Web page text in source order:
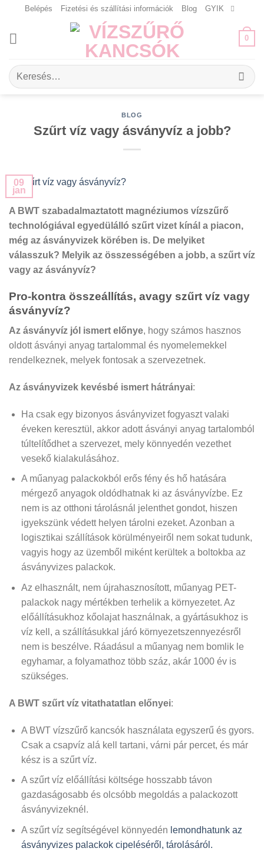
content
Belépés Fizetési és szállítási információk Blog GYIK
0
Keresés
a
BLOG
Szűrt víz vagy ásványvíz a jobb?
09
jan
A BWT szabadalmaztatott magnéziumos vízszűrő
technológiával egyedülálló szűrt vizet kínál a piacon,
még az ásványvizek körében is. De melyiket
válasszuk? Melyik az összességében a jobb, a szűrt víz
vagy az ásványvíz?
Pro-kontra összeállítás, avagy szűrt víz vagy
ásványvíz?
Az ásványvíz jól ismert előnye, hogy számos hasznos
oldott ásványi anyag tartalommal és nyomelemekkel
rendelkeznek, melyek fontosak a szervezetnek.
Az ásványvizek kevésbé ismert hátrányai:
Ha csak egy bizonyos ásványvizet fogyaszt valaki
éveken keresztül, akkor adott ásványi anyag tartalomból
túltelítődhet a szervezet, mely könnyedén vezethet
vesekő kialakulásához.
A műanyag palackokból erős fény és hő hatására
mérgező anyagok oldódhatnak ki az ásványvízbe. Ez
nem is az otthoni tárolásnál jelenthet gondot, hiszen
igyekszünk védett helyen tárolni ezeket. Azonban a
logisztikai szállítások körülményeiről nem sokat tudunk,
vagyis hogy az üzemből miként kerültek a boltokba az
ásványvizes palackok.
Az elhasznált, nem újrahasznosított, műanyag PET-
palackok nagy mértékben terhelik a környezetet. Az
előállításukhoz kőolajat használnak, a gyártásukhoz is
víz kell, a szállításukkal járó környezetszennyezésről
nem is beszélve. Ráadásul a műanyag nem bomlik le
egyhamar, a folyamathoz több száz, akár 1000 év is
szükséges.
A BWT szűrt víz vitathatatlan előnyei:
A BWT vízszűrő kancsók használata egyszerű és gyors.
Csak a csapvíz alá kell tartani, várni pár percet, és már
kész is a szűrt víz.
A szűrt víz előállítási költsége hosszabb távon
gazdaságosabb és olcsóbb megoldás a palackozott
ásványvizeknél.
A szűrt víz segítségével könnyedén lemondhatunk az
ásványvizes palackok cipeléséről, tárolásáról.